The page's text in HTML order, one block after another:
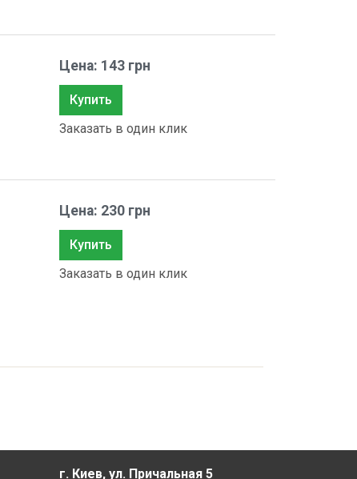
Цена: 143 грн
Купить
Заказать в один клик
Цена: 230 грн
Купить
Заказать в один клик
г. Киев, ул. Причальная 5